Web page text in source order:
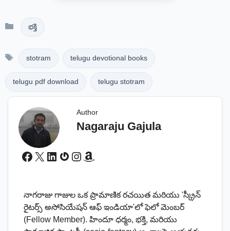
Categories
భక్తి
Tagsstotram telugu devotional books
telugu pdf download telugu stotram
Author
Nagaraju Gajula
Facebook
X LinkedIn
Gravatar
Instagram
Amazon
నాగరాజు గాజుల ఒక ప్రామాణిక రచయిత మరియు 'స్క్రీన్
రైటర్స్ అసోసియేషన్ ఆఫ్ ఇండియా'లో ఫెలో మెంబర్
(Fellow Member). హిందూ ధర్మం, భక్తి, మరియు